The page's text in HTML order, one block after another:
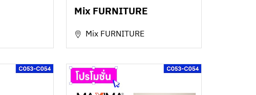
Mix FURNITURE
Mix FURNITURE